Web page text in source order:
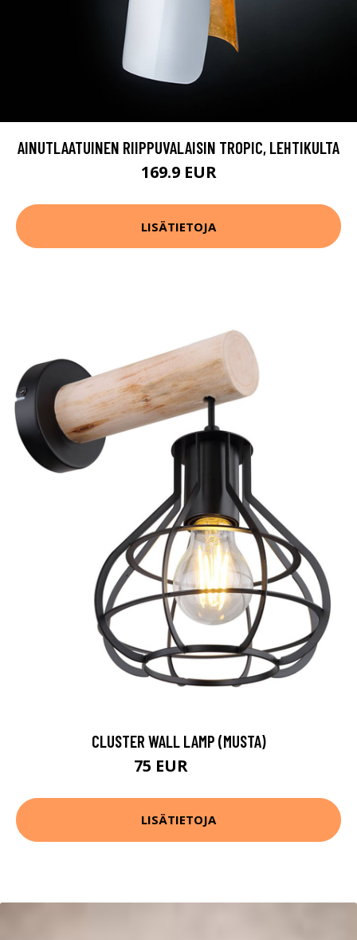
AINUTLAATUINEN RIIPPUVALAISIN TROPIC, LEHTIKULTA
169.9 EUR
LISÄTIETOJA
CLUSTER WALL LAMP (MUSTA)
75 EUR
LISÄTIETOJA